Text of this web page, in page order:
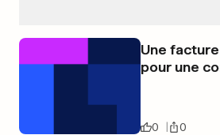
Une
pour une
0 0